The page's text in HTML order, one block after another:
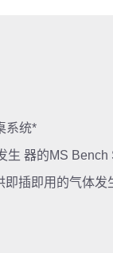
系统*
生 器的MS Bench
即插即用的气体发